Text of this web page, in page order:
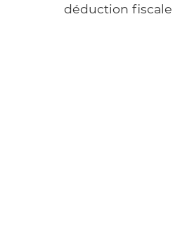
déduction fiscale